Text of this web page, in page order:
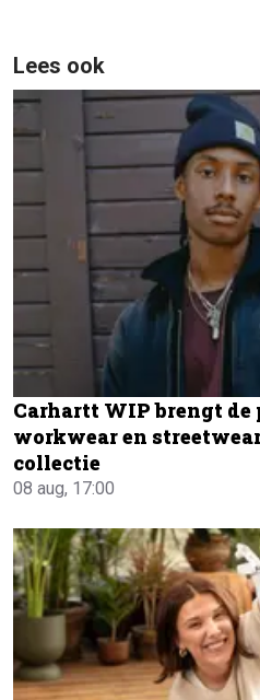
Lees ook
Carhartt WIP brengt
workwear en
collectie
08 aug, 17:00